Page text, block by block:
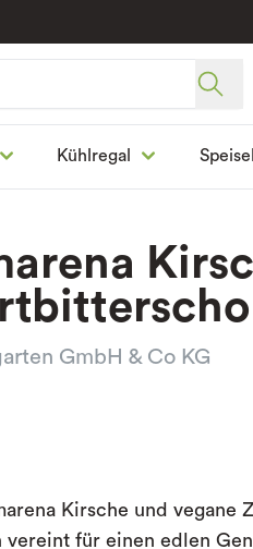
Kühlregal
GmbH & Co KG
Kirsche und vegane
vereint für einen edlen